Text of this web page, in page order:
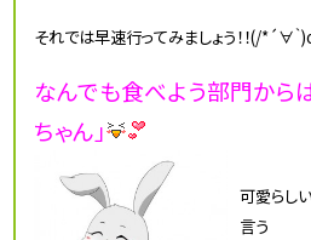
それでは早速行ってみましょう！！(/*´∀｀
なんでも食べよう部門から
ちゃん」
可愛らし
言う